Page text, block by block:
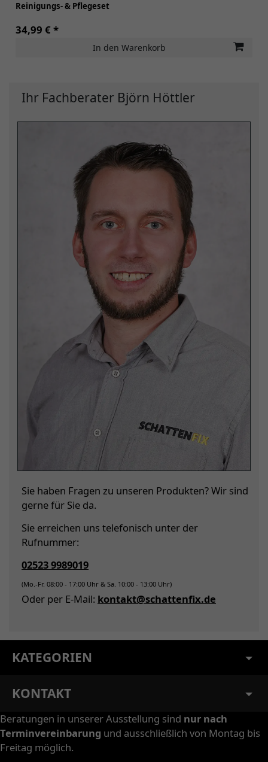
Reinigungs- & Pflegeset
34,99 € *
In den Warenkorb
Ihr Fachberater Björn Höttler
Sie haben Fragen zu unseren Produkten? Wir sind
gerne für Sie da.
Sie erreichen uns telefonisch unter der
Rufnummer:
02523 9989019
(Mo.-Fr. 08:00 - 17:00 Uhr & Sa. 10:00 - 13:00 Uhr)
Oder per E-Mail: kontakt@schattenfix.de
KATEGORIEN
KONTAKT
Beratungen in unserer Ausstellung sind nur nach
Terminvereinbarung und ausschließlich von Montag bis
Freitag möglich.